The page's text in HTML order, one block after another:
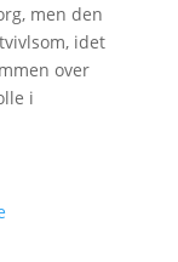
men den
idet
over
i